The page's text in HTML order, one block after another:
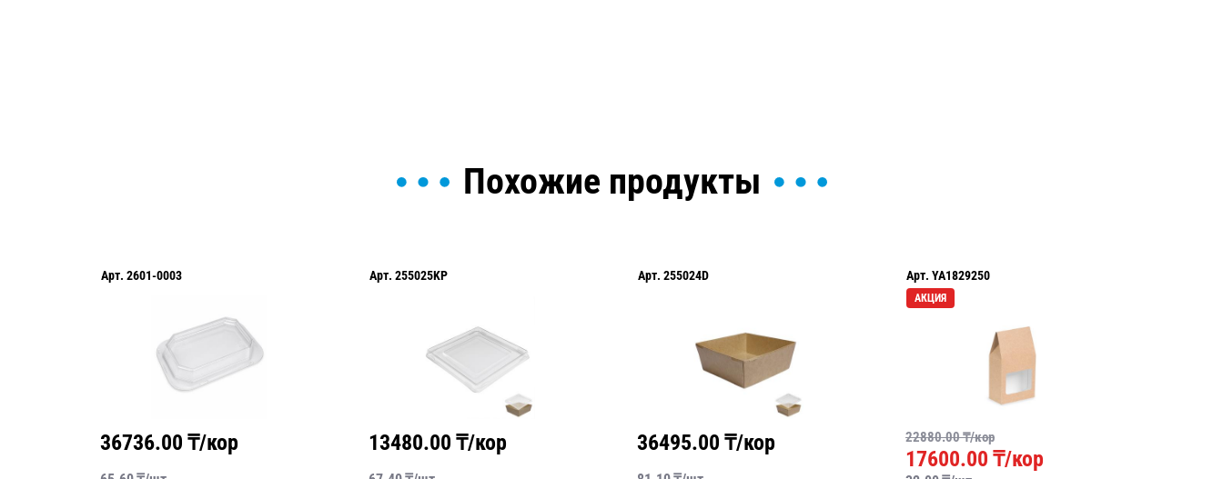
Похожие продукты
Арт. 2601-0003
36736.00 ₸/кор
Арт. 255025KP
13480.00 ₸/кор
Арт. 255024D
36495.00 ₸/кор
Арт. YA1829250
АКЦИЯ
22880.00₸/кор
17600.00 ₸/кор